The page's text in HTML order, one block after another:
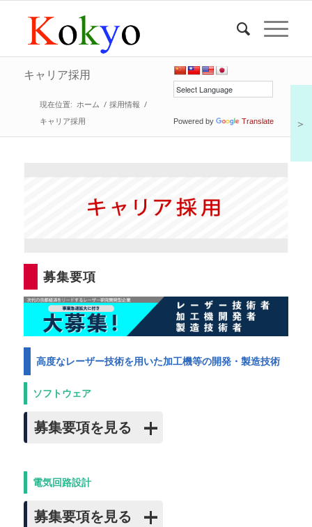
キャリア採用
Powered by Translate
現在位置: ホーム / 採用情報 /
キャリア採用
募集要項
高度なレーザー技術を用いた加工機等の開発・製造技術
ソフトウェア
募集要項を見る
電気回路設計
募集要項を見る
＞